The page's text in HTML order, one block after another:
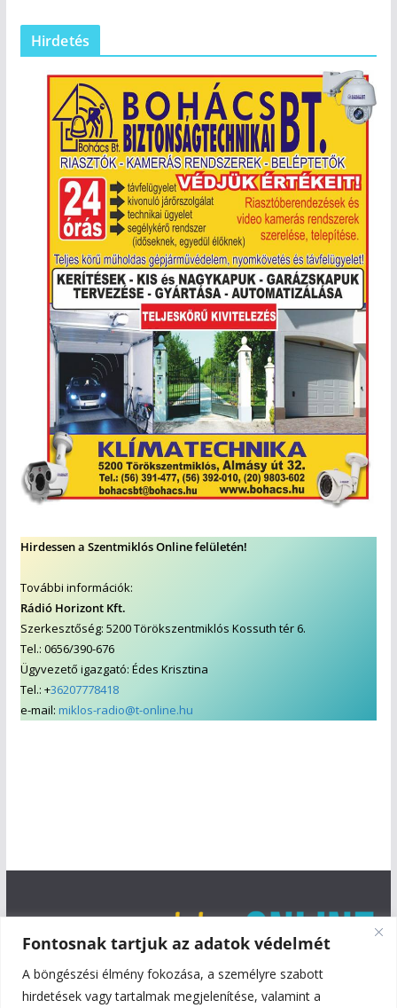
Fontosnak tartjuk az adatok védelmét
A böngészési élmény fokozása, a személyre szabott
hirdetések vagy tartalmak megjelenítése, valamint a
Hirdetés
Hirdessen a Szentmiklós Online felületén!
További információk:
Rádió Horizont Kft.
Szerkesztőség: 5200 Törökszentmiklós Kossuth tér 6.
Tel.: 0656/390-676
Ügyvezető igazgató: Édes Krisztina
Tel.: +36207778418
e-mail: miklos-radio@t-online.hu